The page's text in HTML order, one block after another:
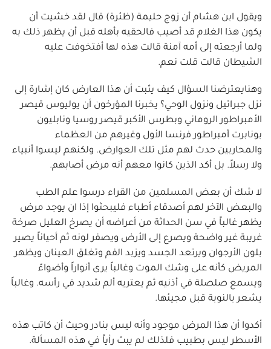
ويقول ابن هشام أن زوج حليمة (ظئرة) قال لقد خشيت أن
يكون هذا الغلام قد أصيب فالحقيه بأهله قبل أن يظهر ذلك به
ولما أرجعته إلى أمه آمنة قالت هذه لها أفتخوفت عليه
الشيطان قالت قلت نعم.
وهنايعترضنا السؤال كيف يثبت أن هذا العارض كان إشارة إلى
نزل جبرائيل ونزول الوحي؟ يخبرنا المؤرخون أن يوليوس قيصر
الأمبراطور الروماني وبطرس الأكبر قيصر روسيا ونابليون
بونابرت أمبراطور فرنسا الأول وغيرهم من العظماء
والمحاربين حدث لهم مثل تلك العوارض. ولكنهم ليسوا أنبياء
ولا رسلاً. بل أكد الذين كانوا معهم أنه مرض أصابهم.
لا شك أن بعض المسلمين من القراء درسوا علم الطب
والبعض الآخر لهم أصدقاء أطباء فليبحثوا إذا ان يوجد مرض
يظهر غالباً في سن الحداثة من أعراضه أن يصرخ العليل صرخة
غريبة غير واضحة ويصرع إلى الأرض ويصفر لونه ثم أحياناً يصير
بلون الأرجوان ويرتعد الجسد ويزبد الفم وتغلق العينان ويظهر
المريض كأنه على وشك الموت وغالباً يرى أنواراً وأضواءً
ويسمع صلصلة في أذنيه ثم يعتريه ألم شديد في رأسه. وغالباً
يشعر بالنوبة قبل مجيئها.
أكدوا أن هذا المرض موجود وأنه ليس بنادر وحيث أن كاتب هذه
الأسطر ليس بطبيب فلذلك لم يبث رأياً في هذه المسألة.